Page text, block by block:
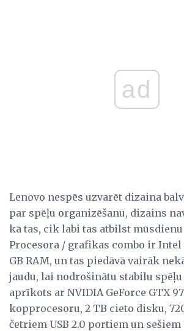
ad
Lenovo nespēs uzvarēt dizaina
par spēļu organizēšanu, dizains
kā tas, cik labi tas atbilst
Procesora / grafikas combo ir Intel
GB RAM, un tas piedāvā vairāk
jaudu, lai nodrošinātu stabilu
aprīkots ar NVIDIA GeForce GTX
kopprocesoru, 2 TB cieto disku,
četriem USB 2.0 portiem un sešiem